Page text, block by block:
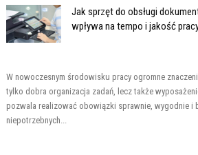
Jak sprzęt do obsługi
wpływa na tempo i jakość
W nowoczesnym środowisku pracy ogromne
tylko dobra organizacja zadań, lecz także
pozwala realizować obowiązki sprawnie, wygodnie i
niepotrzebnych...